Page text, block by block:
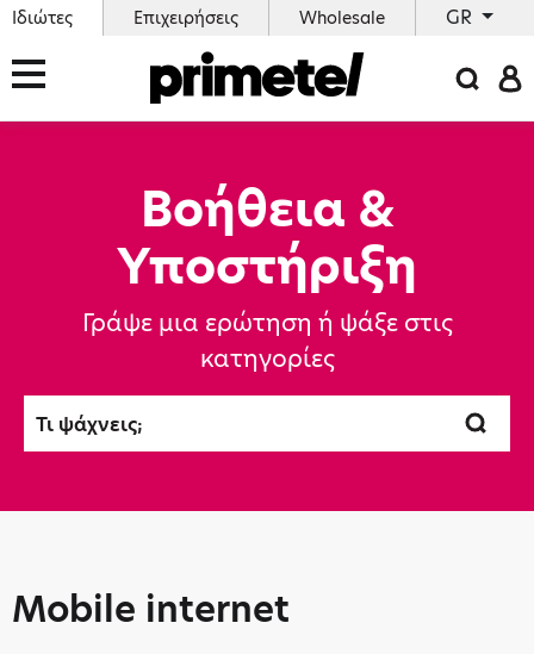
Ιδιώτες Επιχειρήσεις Wholesale GR
Βοήθεια &
Υποστήριξη
Γράψε μια ερώτηση ή ψάξε στις
κατηγορίες
Mobile internet